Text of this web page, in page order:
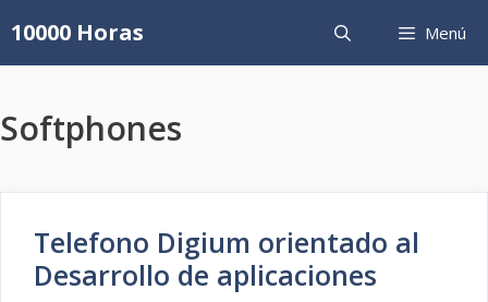
al
contenido
10000 Horas Menú
Softphones
Telefono Digium orientado al
Desarrollo de aplicaciones